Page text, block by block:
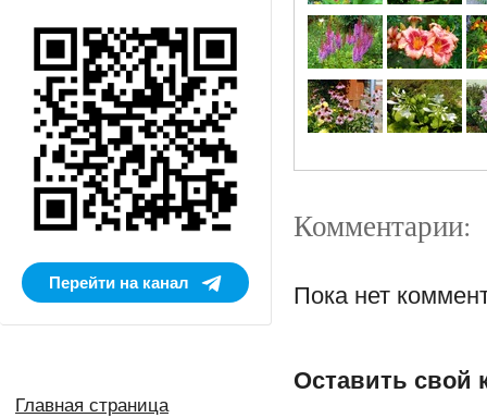
Комментарии:
Пока нет
Оставить свой
Перейти на канал
Главная страница